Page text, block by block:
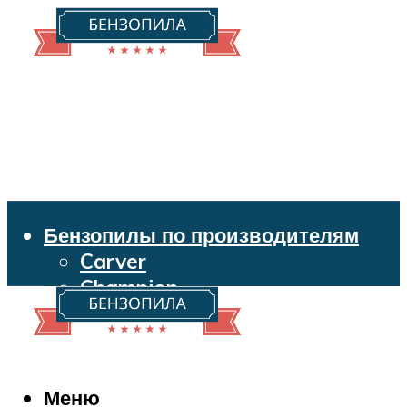
Бензопилы по производителям
Carver
Champion
Echo
Husqvarna
Makita
Меню